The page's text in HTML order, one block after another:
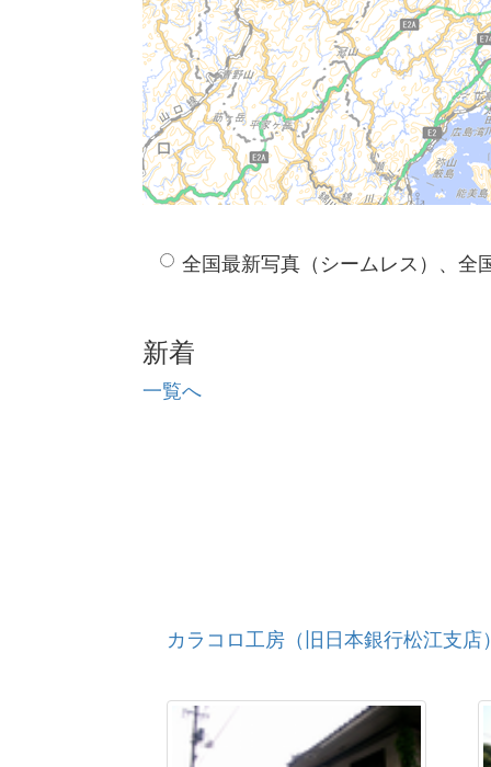
全国最新写真（シームレス）、全
新着
一覧へ
カラコロ工房（旧日本銀行松江支店